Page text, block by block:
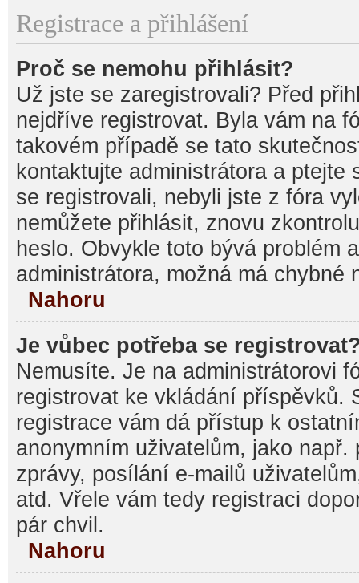
Registrace a přihlášení
Proč se nemohu přihlásit?
Už jste se zaregistrovali? Před
nejdříve registrovat. Byla vám na
takovém případě se tato
kontaktujte administrátora a ptejte
se registrovali, nebyli jste z fóra
nemůžete přihlásit, znovu
heslo. Obvykle toto bývá problém
administrátora, možná má chybné
Nahoru
Je vůbec potřeba se
Nemusíte. Je na administrátorovi
registrovat ke vkládání příspěvků.
registrace vám dá přístup k
anonymním uživatelům, jako např.
zprávy, posílání e-mailů
atd. Vřele vám tedy registraci
pár chvil.
Nahoru